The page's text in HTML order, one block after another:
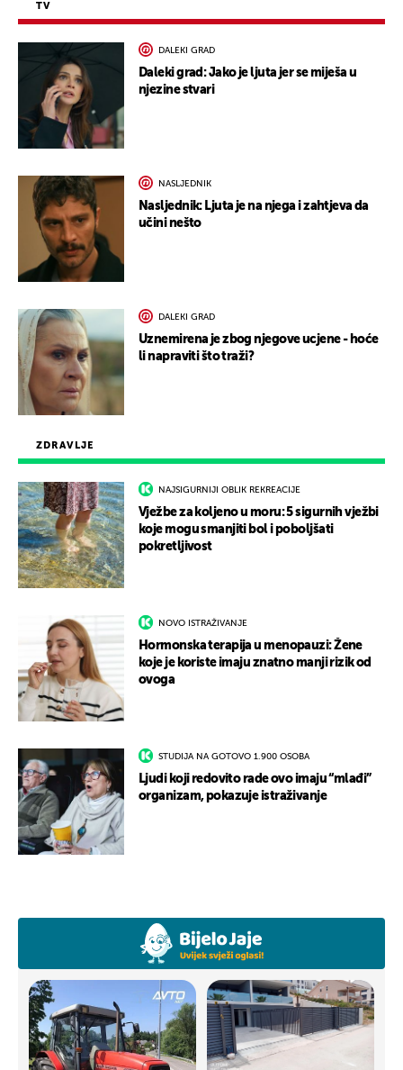
ZDRAVLJE
NAJSIGURNIJI OBLIK REKREACIJE
Vježbe za koljeno u moru: 5 sigurnih vježbi
koje mogu smanjiti bol i poboljšati
pokretljivost
NOVO ISTRAŽIVANJE
Hormonska terapija u menopauzi: Žene
koje je koriste imaju znatno manji rizik od
ovoga
STUDIJA NA GOTOVO 1.900 OSOBA
Ljudi koji redovito rade ovo imaju “mlađi”
organizam, pokazuje istraživanje
TV
DALEKI GRAD
Daleki grad: Jako je ljuta jer se miješa u
njezine stvari
NASLJEDNIK
Nasljednik: Ljuta je na njega i zahtjeva da
učini nešto
DALEKI GRAD
Uznemirena je zbog njegove ucjene - hoće
li napraviti što traži?